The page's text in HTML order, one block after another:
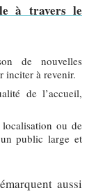
à travers le
de nouvelles
inciter à revenir.
de l’accueil,
ou de
public large et
aussi